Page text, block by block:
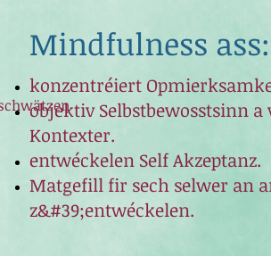
Mindfulness ass:
konzentréiert
objektiv Selbstbewosstsinn a
Kontexter.
entwéckelen Self Akzeptanz.
Matgefill fir sech selwer an
z&#39;entwéckelen.